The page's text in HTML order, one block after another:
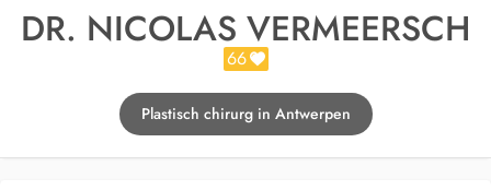
DR. NICOLAS VERMEERSCH
66
Plastisch chirurg in Antwerpen